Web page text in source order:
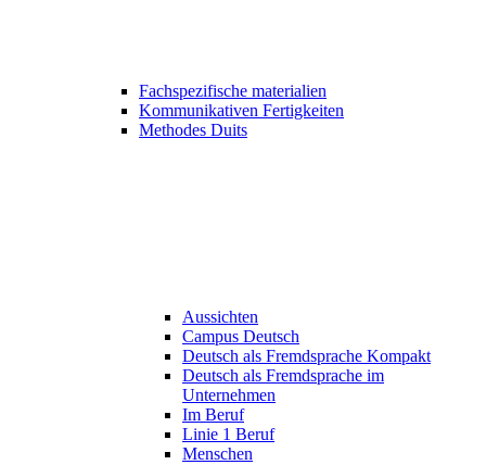
Fachspezifische materialien
Kommunikativen Fertigkeiten
Methodes Duits
Aussichten
Campus Deutsch
Deutsch als Fremdsprache Kompakt
Deutsch als Fremdsprache im
Unternehmen
Im Beruf
Linie 1 Beruf
Menschen